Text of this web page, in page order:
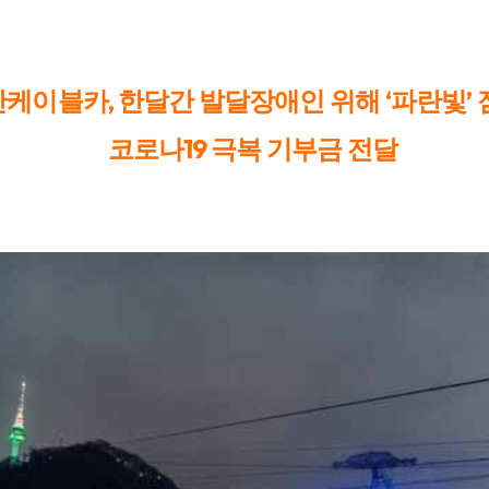
케이블카, 한달간 발달장애인 위해 ‘파란빛’
코로나19극복 기부금 전달